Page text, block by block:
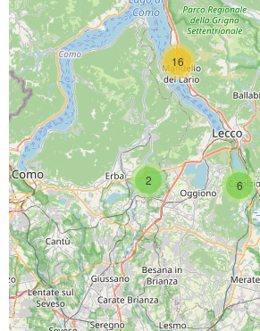
2 6
16
SCARICA L'APP
PAGINE SOCIAL